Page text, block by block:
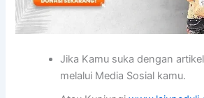
Jika Kamu suka dengan
melalui Media Sosial kamu.